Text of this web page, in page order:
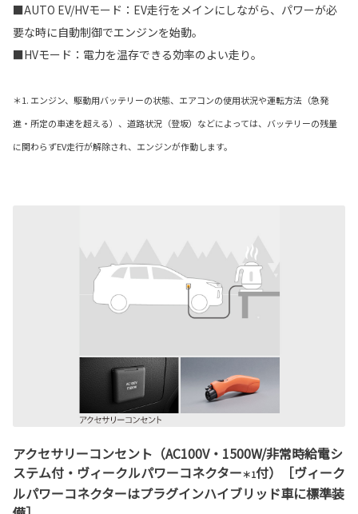
■AUTO EV/HVモード：EV走行をメインにしながら、パワーが必
要な時に自動制御でエンジンを始動。
■HVモード：電力を温存できる効率のよい走り。
＊1. エンジン、駆動用バッテリーの状態、エアコンの使用状況や運転方法（急発
進・所定の車速を超える）、道路状況（登坂）などによっては、バッテリーの残量
に関わらずEV走行が解除され、エンジンが作動します。
アクセサリーコンセント（AC100V・1500W/非常時給電シ
ステム付・ヴィークルパワーコネクター＊1付）［ヴィーク
ルパワーコネクターはプラグインハイブリッド車に標準装